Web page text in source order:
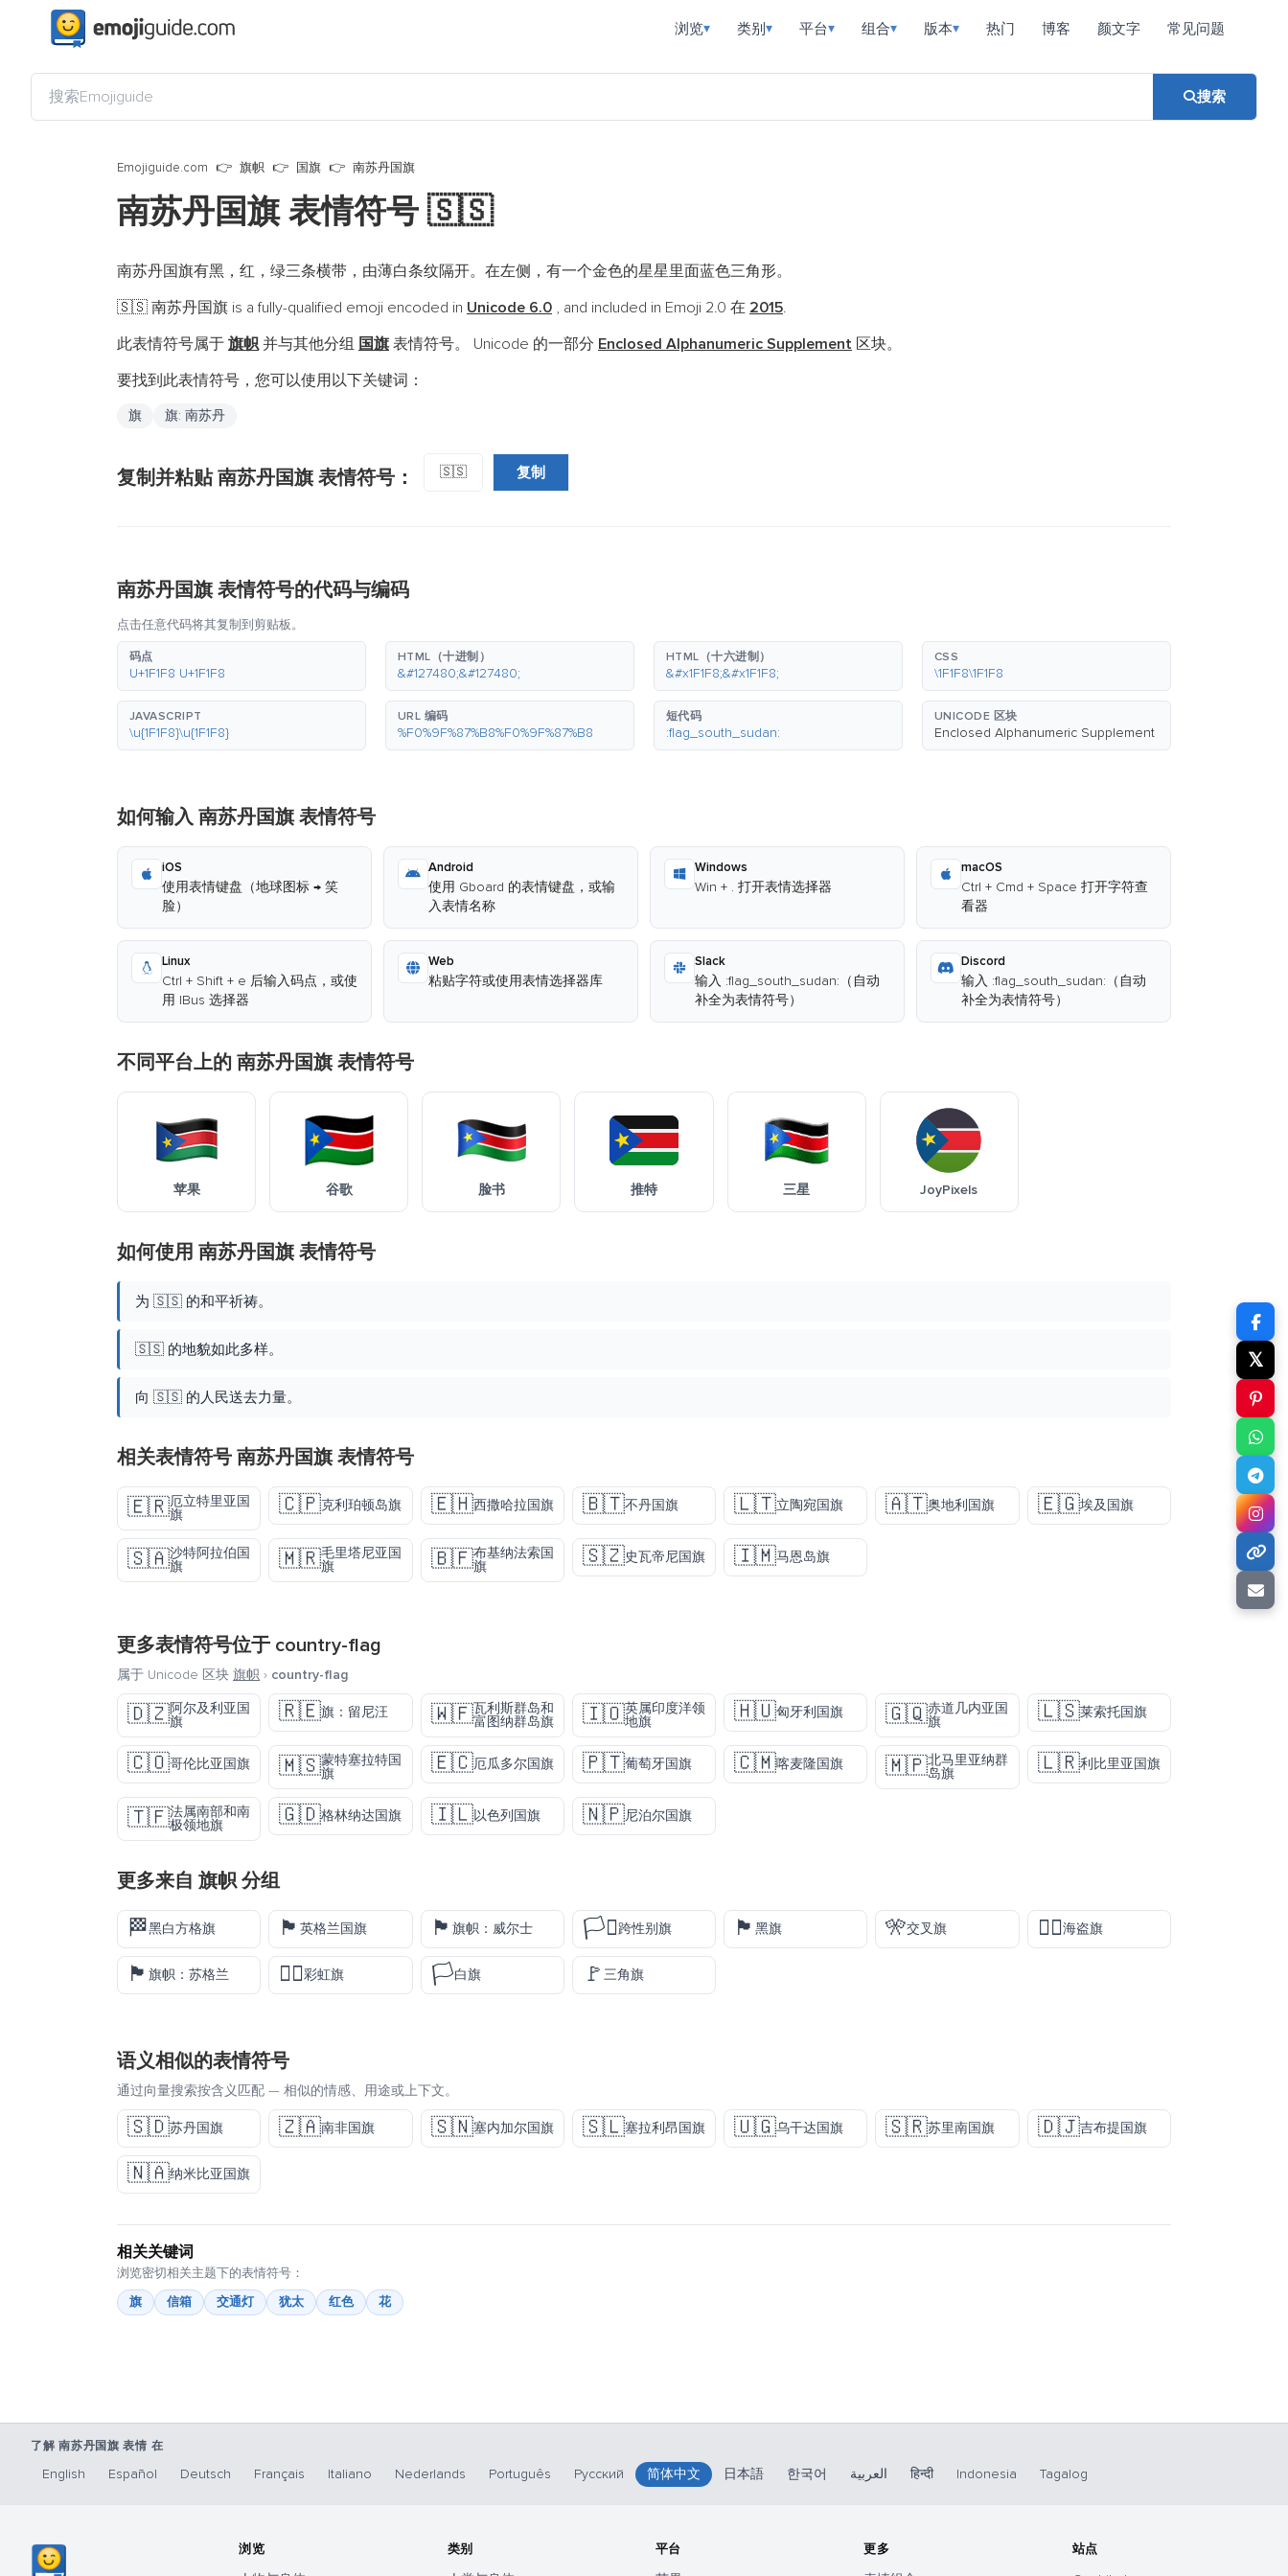
浏览▾ 类别 ▾ 平台▾ 组合▾ 版本▾ 热门 博客 颜文字 常见问题
搜索
Emojiguide.com 旗帜 国旗 南苏丹国旗
南苏丹国旗 表情符号 🇸🇸
南苏丹国旗有黑，红，绿三条横带，由薄白条纹隔开。在左侧，有一个金色的星星里面蓝色三角形。
🇸🇸 南苏丹国旗 is a fully-qualified emoji encoded in Unicode 6.0 , and included in Emoji 2.0 在 2015.
此表情符号属于 旗帜并与其他分组 国旗 表情符号。 Unicode 的一部分 Enclosed Alphanumeric Supplement 区块。
要找到此表情符号，您可以使用以下关键词：
旗 旗: 南苏丹
复制并粘贴 南苏丹国旗 表情符号： 🇸🇸 复制
南苏丹国旗 表情符号的代码与编码
点击任意代码将其复制到剪贴板。
码点
U+1F1F8 U+1F1F8
HTML（十进制）
&#127480;&#127480;
HTML（十六进制）
&#x1F1F8;&#x1F1F8;
CSS
\1F1F8\1F1F8
JAVASCRIPT
\u{1F1F8}\u{1F1F8}
URL 编码
%F0%9F%87%B8%F0%9F%87%B8
短代码
:flag_south_sudan:
UNICODE 区块
Enclosed Alphanumeric Supplement
如何输入 南苏丹国旗 表情符号
iOS
使用表情键盘（地球图标 → 笑
脸）
Android
使用 Gboard 的表情键盘，或输
入表情名称
Windows
Win + . 打开表情选择器
macOS
Ctrl + Cmd + Space 打开字符查
看器
Linux
Ctrl + Shift + e 后输入码点，或使
用 IBus 选择器
Web
粘贴字符或使用表情选择器库
Slack
输入 :flag_south_sudan:（自动
补全为表情符号）
Discord
输入 :flag_south_sudan:（自动
补全为表情符号）
不同平台上的 南苏丹国旗 表情符号
苹果 谷歌 脸书 推特 三星 JoyPixels
如何使用 南苏丹国旗 表情符号
为 🇸🇸 的和平祈祷。
🇸🇸 的地貌如此多样。
向 🇸🇸 的人民送去力量。
相关表情符号 南苏丹国旗 表情符号
🇪🇷厄立特里亚国
旗
🇨🇵克利珀顿岛旗 🇪🇭西撒哈拉国旗 🇧🇹不丹国旗 🇱🇹立陶宛国旗 🇦🇹奥地利国旗 🇪🇬埃及国旗
🇸🇦沙特阿拉伯国
旗
🇲🇷毛里塔尼亚国
旗
🇧🇫布基纳法索国
旗
🇸🇿史瓦帝尼国旗 🇮🇲马恩岛旗
更多表情符号位于 country-flag
属于 Unicode 区块 旗帜 › country-flag
🇩🇿阿尔及利亚国
旗
🇷🇪旗：留尼汪 🇼🇫瓦利斯群岛和
富图纳群岛旗
🇮🇴英属印度洋领
地旗
🇭🇺匈牙利国旗 🇬🇶赤道几内亚国
旗
🇱🇸莱索托国旗
🇨🇴哥伦比亚国旗 🇲🇸蒙特塞拉特国
旗
🇪🇨厄瓜多尔国旗 🇵🇹葡萄牙国旗 🇨🇲喀麦隆国旗 🇲🇵北马里亚纳群
岛旗
🇱🇷利比里亚国旗
🇹🇫法属南部和南
极领地旗
🇬🇩格林纳达国旗 🇮🇱以色列国旗 🇳🇵尼泊尔国旗
更多来自 旗帜分组
🏁黑白方格旗 🏴󠁧󠁢󠁥󠁮󠁧󠁿英格兰国旗 🏴󠁧󠁢󠁷󠁬󠁳󠁿 旗帜：威尔士 🏳️‍⚧️跨性别旗 🏴黑旗 🎌交叉旗 🏴‍☠️海盗旗
🏴󠁧󠁢󠁳󠁣󠁴󠁿 旗帜：苏格兰 🏳️‍🌈彩虹旗 🏳️白旗 🚩 三角旗
语义相似的表情符号
通过向量搜索按含义匹配 — 相似的情感、用途或上下文。
🇸🇩苏丹国旗 🇿🇦南非国旗 🇸🇳塞内加尔国旗 🇸🇱塞拉利昂国旗 🇺🇬乌干达国旗 🇸🇷苏里南国旗 🇩🇯吉布提国旗
🇳🇦纳米比亚国旗
相关关键词
浏览密切相关主题下的表情符号：
旗
信箱 交通灯 犹太 红色 花
𝕏
了解 南苏丹国旗 表情 在
English Español Deutsch Français Italiano Nederlands Português Русский 简体中文 日本語 한국어 العربية हिन्दी Indonesia Tagalog
浏览 类别 平台 更多 站点